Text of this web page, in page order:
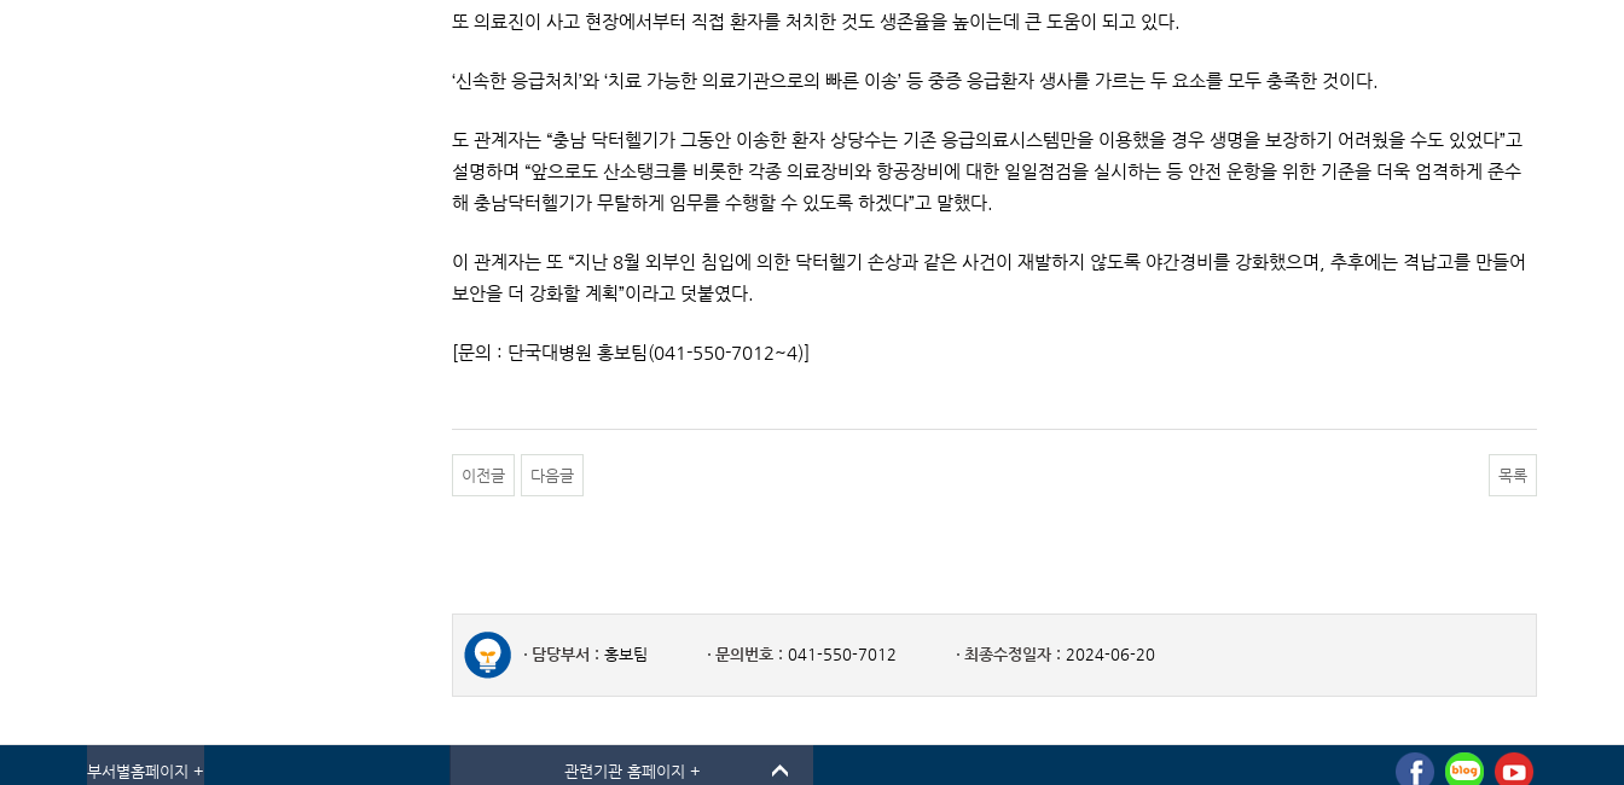
또 의료진이 사고 현장에서부터 직접 환자를 처치한 것도 생존율을 높이는데 큰 도움이 되고 있다.
‘신속한 응급처치’와 ‘치료 가능한 의료기관으로의 빠른 이송’ 등 중증 응급환자 생사를 가르는 두 요소를 모두 충족한 것이다.
도 관계자는 “충남 닥터헬기가 그동안 이송한 환자 상당수는 기존 응급의료시스템만을 이용했을 경우 생명을 보장하기 어려웠을 수도 있었다”고
설명하며 “앞으로도 산소탱크를 비롯한 각종 의료장비와 항공장비에 대한 일일점검을 실시하는 등 안전 운항을 위한 기준을 더욱 엄격하게 준수
해 충남닥터헬기가 무탈하게 임무를 수행할 수 있도록 하겠다”고 말했다.
이 관계자는 또 “지난 8월 외부인 침입에 의한 닥터헬기 손상과 같은 사건이 재발하지 않도록 야간경비를 강화했으며, 추후에는 격납고를 만들어
보안을 더 강화할 계획”이라고 덧붙였다.
[문의 : 단국대병원 홍보팀(041-550-7012~4)]
이전글 다음글 목록
담당부서 : 홍보팀 문의번호 : 041-550-7012 최종수정일자 : 2024-06-20
부서별홈페이지 + 관련기관 홈페이지 +